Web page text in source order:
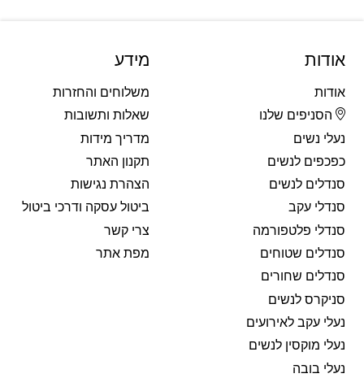
אודות
אודות
הסניפים שלנו
נעלי נשים
כפכפים לנשים
סנדלים לנשים
סנדלי עקב
סנדלי פלטפורמה
סנדלים שטוחים
סנדלים שחורים
סניקרס לנשים
נעלי עקב לאירועים
נעלי מוקסין לנשים
נעלי בובה
מידע
משלוחים והחזרות
שאלות ותשובות
מדריך מידות
תקנון האתר
הצהרת נגישות
ביטול עסקה ודרכי ביטול
צרי קשר
מפת אתר